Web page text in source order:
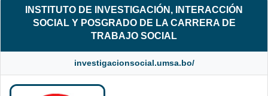
INSTITUTO DE INVESTIGACIÓN, INTERACCIÓN
SOCIAL Y POSGRADO DE LA CARRERA DE
TRABAJO SOCIAL
investigacionsocial.umsa.bo/